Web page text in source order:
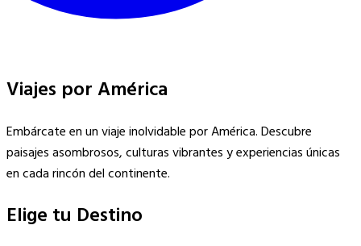
Viajes por América
Embárcate en un viaje inolvidable por América. Descubre
paisajes asombrosos, culturas vibrantes y experiencias únicas
en cada rincón del continente.
Elige tu Destino